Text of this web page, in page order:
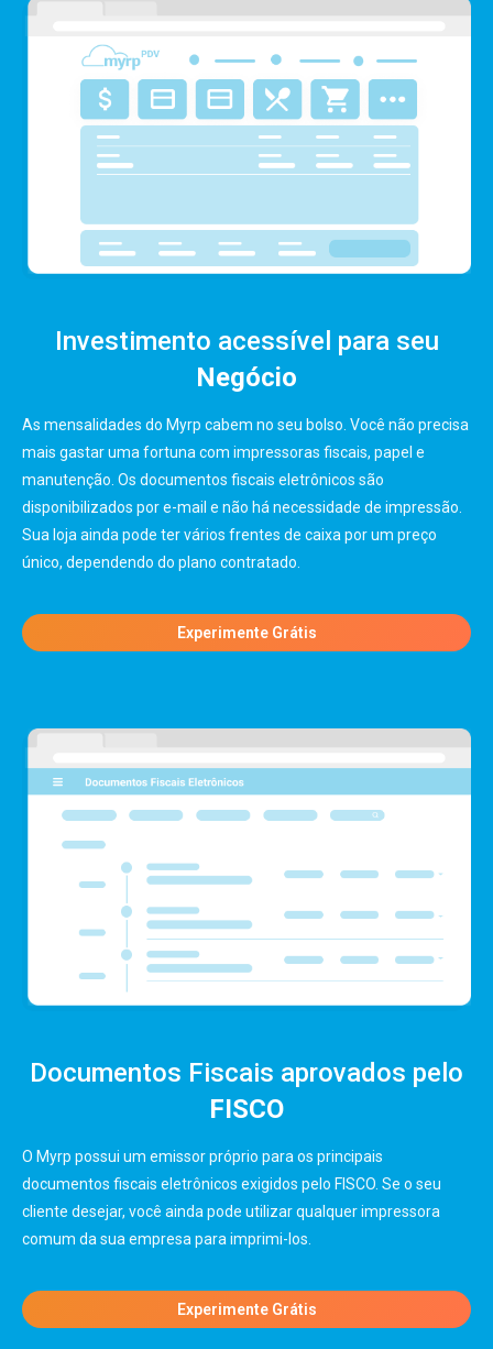
Investimento acessível para seu
Negócio
As mensalidades do Myrp cabem no seu bolso. Você não precisa
mais gastar uma fortuna com impressoras fiscais, papel e
manutenção. Os documentos fiscais eletrônicos são
disponibilizados por e-mail e não há necessidade de impressão.
Sua loja ainda pode ter vários frentes de caixa por um preço
único, dependendo do plano contratado.
Experimente Grátis
Documentos Fiscais aprovados pelo
FISCO
O Myrp possui um emissor próprio para os principais
documentos fiscais eletrônicos exigidos pelo FISCO. Se o seu
cliente desejar, você ainda pode utilizar qualquer impressora
comum da sua empresa para imprimi-los.
Experimente Grátis